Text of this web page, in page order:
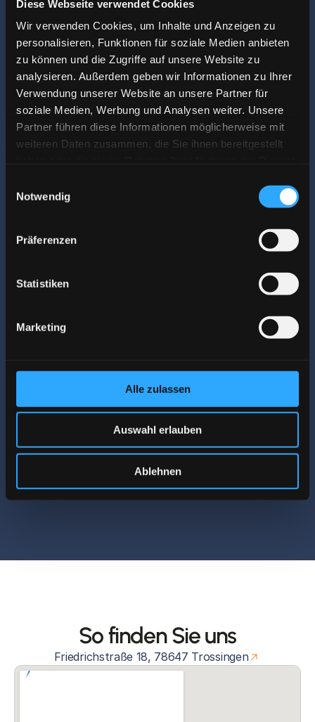
Diese Webseite verwendet Cookies
Wir verwenden Cookies, um Inhalte und Anzeigen zu
personalisieren, Funktionen für soziale Medien anbieten
zu können und die Zugriffe auf unsere Website zu
analysieren. Außerdem geben wir Informationen zu Ihrer
Verwendung unserer Website an unsere Partner für
soziale Medien, Werbung und Analysen weiter. Unsere
Partner führen diese Informationen möglicherweise mit
weiteren Daten zusammen, die Sie ihnen bereitgestellt
Notwendig
Präferenzen
Statistiken
Marketing
Alle zulassen
Auswahl erlauben
Ablehnen
Trossingen, seit 2022
Festpreis nach Aufmaß
Einzugsgebiet 30 km um
So finden Sie uns
Friedrichstraße 18, 78647 Trossingen